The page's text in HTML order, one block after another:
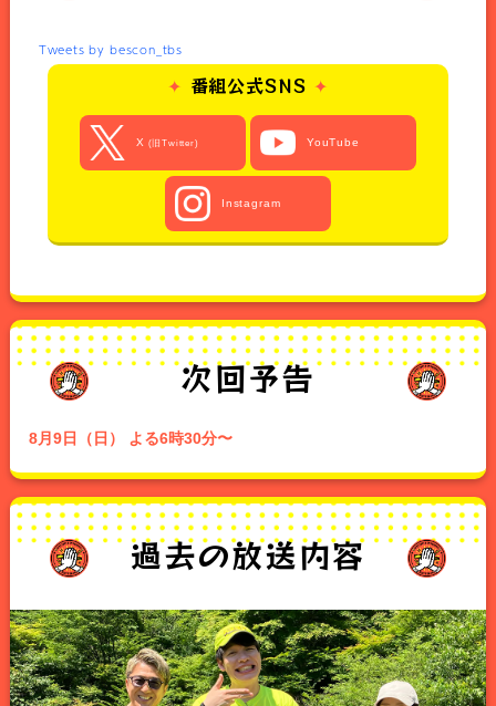
Tweets by bescon_tbs
番組公式SNS
X (旧Twitter) YouTube
Instagram
次回予告
8月9日（日） よる6時30分〜
過去の放送内容